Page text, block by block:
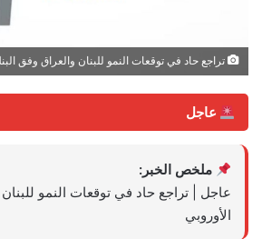
تراجع حاد في توقعات النمو للبنان والعراق وفق
عاجل
ملخص الخبر:
عاجل | تراجع حاد في توقعات النمو
الأوروبي